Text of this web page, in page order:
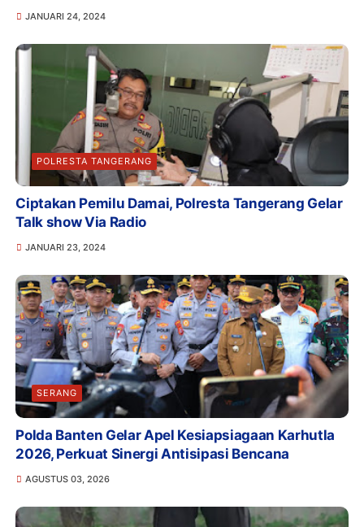
JANUARI 24, 2024
POLRESTA TANGERANG
Ciptakan Pemilu Damai, Polresta Tangerang Gelar
Talk show Via Radio
JANUARI 23, 2024
SERANG
Polda Banten Gelar Apel Kesiapsiagaan Karhutla
2026, Perkuat Sinergi Antisipasi Bencana
AGUSTUS 03, 2026